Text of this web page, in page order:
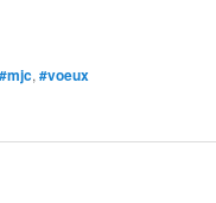
#mjc, #voeux